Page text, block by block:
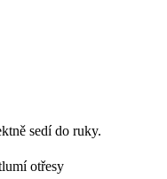
sedí do ruky.
otřesy